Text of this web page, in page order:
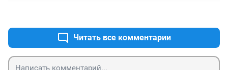
Читать все комментарии